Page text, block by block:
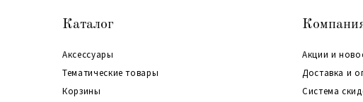
Каталог
Аксессуары
Тематические товары
Корзины
Акции и
Доставка и
Система